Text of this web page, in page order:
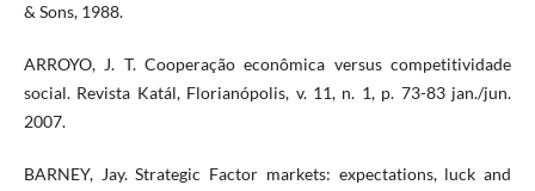
& Sons, 1988.
ARROYO, J. T. Cooperação econômica versus competitividade
social. Revista Katál, Florianópolis, v. 11, n. 1, p. 73-83 jan./jun.
2007.
BARNEY, Jay. Strategic Factor markets: expectations, luck and